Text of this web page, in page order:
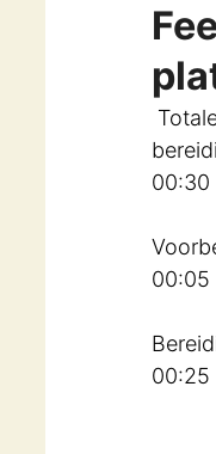
00uur
:30
00uur
:05
00uur
:25